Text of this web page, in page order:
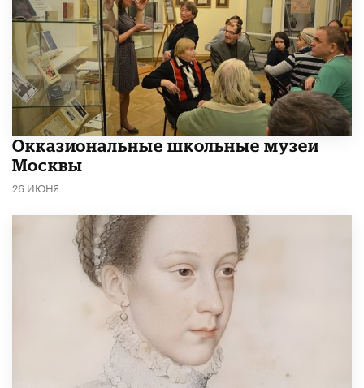
​Окказиональные школьные музеи
Москвы
26 ИЮНЯ